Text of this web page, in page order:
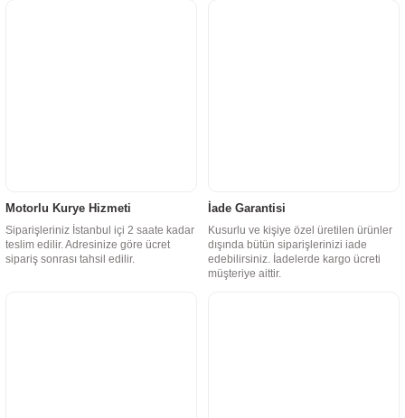
Motorlu Kurye Hizmeti
Siparişleriniz İstanbul içi 2 saate kadar
teslim edilir. Adresinize göre ücret
sipariş sonrası tahsil edilir.
İade Garantisi
Kusurlu ve kişiye özel üretilen ürünler
dışında bütün siparişlerinizi iade
edebilirsiniz. İadelerde kargo ücreti
müşteriye aittir.